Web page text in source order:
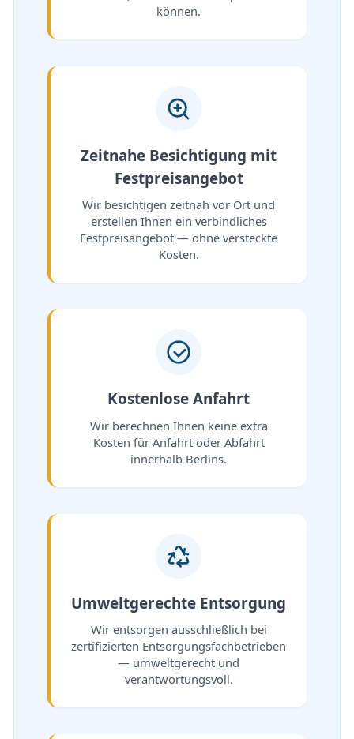
können.
Zeitnahe Besichtigung mit
Festpreisangebot
Wir besichtigen zeitnah vor Ort und
erstellen Ihnen ein verbindliches
Festpreisangebot — ohne versteckte
Kosten.
Kostenlose Anfahrt
Wir berechnen Ihnen keine extra
Kosten für Anfahrt oder Abfahrt
innerhalb Berlins.
Umweltgerechte Entsorgung
Wir entsorgen ausschließlich bei
zertifizierten Entsorgungsfachbetrieben
— umweltgerecht und
verantwortungsvoll.